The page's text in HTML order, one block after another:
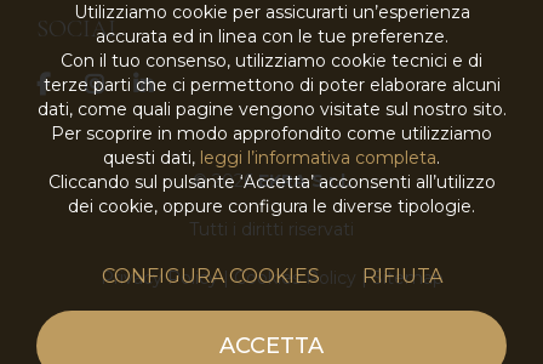
SOCIAL
© 2026EKRA S.r.l.
Tutti i diritti riservati
Privacy Policy|Cookies Policy |Sitemap
Utilizziamo cookie per assicurarti un’esperienza
accurata ed in linea con le tue preferenze.
Con il tuo consenso, utilizziamo cookie tecnici e di
terze parti che ci permettono di poter elaborare alcuni
dati, come quali pagine vengono visitate sul nostro sito.
Per scoprire in modo approfondito come utilizziamo
questi dati, leggi l’informativa completa.
Cliccando sul pulsante ‘Accetta’ acconsenti all’utilizzo
dei cookie, oppure configura le diverse tipologie.
CONFIGURA COOKIES RIFIUTA
ACCETTA